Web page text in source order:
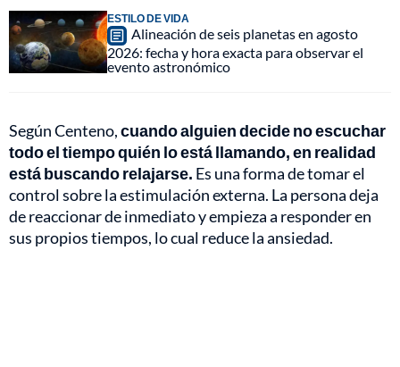
ESTILO DE VIDA
Alineación de seis planetas en agosto
2026: fecha y hora exacta para observar el
evento astronómico
Según Centeno,cuando alguien decide no escuchar
todo el tiempo quién lo está llamando, en realidad
está buscando relajarse. Es una forma de tomar el
control sobre la estimulación externa. La persona deja
de reaccionar de inmediato y empieza a responder en
sus propios tiempos, lo cual reduce la ansiedad.